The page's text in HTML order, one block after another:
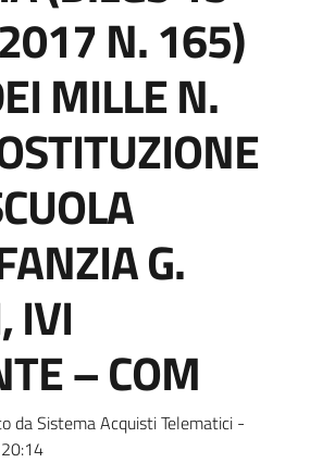
N. 165)
MILLE N.
G.
IVI
– COM
da Sistema Acquisti Telematici -